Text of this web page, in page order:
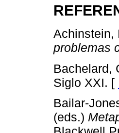
Achinstein,
problemas
Bachelard,
Siglo XXI. [
Bailar-
(eds.)